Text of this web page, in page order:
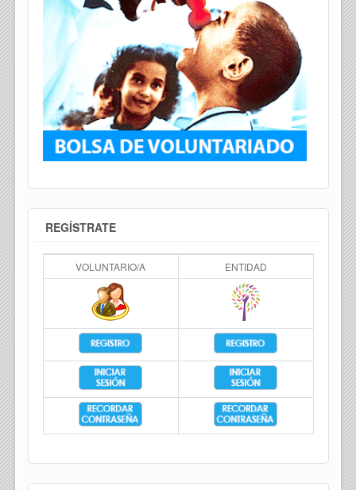
REGÍSTRATE
VOLUNTARIO/A ENTIDAD